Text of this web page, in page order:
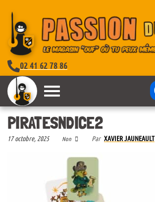
02 41 62 78 86
PIRATESNDICE2
17 octobre, 2025 Non Par XAVIER JAUNEAULT